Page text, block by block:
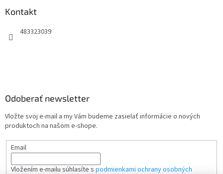
Kontakt
483323039
Odoberať newsletter
Vložte svoj e-mail a my Vám budeme zasielať informácie o nových
produktoch na našom e-shope.
Email
Vložením e-mailu súhlasíte s podmienkami ochrany osobných